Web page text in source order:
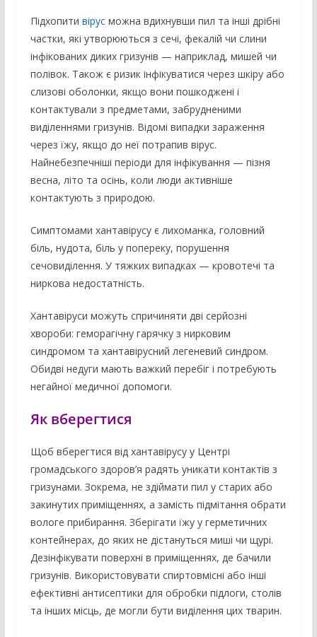
Підхопити вірусможна вдихнувши пил та інші дрібні
частки, які утворюються з сечі, фекалій чи слини
інфікованих диких гризунів — наприклад, мишей чи
полівок. Також є ризик інфікуватися через шкіру або
слизові оболонки, якщо вони пошкоджені і
контактували з предметами, забрудненими
виділеннями гризунів. Відомі випадки зараження
через їжу, якщо до неї потрапив вірус.
Найнебезпечніші періоди для інфікування — пізня
весна, літо та осінь, коли люди активніше
контактують з природою.
Симптомами хантавірусу є лихоманка, головний
біль, нудота, біль у попереку, порушення
сечовиділення. У тяжких випадках — кровотечі та
ниркова недостатність.
Хантавіруси можуть спричиняти дві серйозні
хвороби: геморагічну гарячку з нирковим
синдромом та хантавірусний легеневий синдром.
Обидві недуги мають важкий перебіг і потребують
негайної медичної допомоги.
Як вберегтися
Щоб вберегтися від хантавірусу у Центрі
громадського здоров’я радять уникати контактів з
гризунами. Зокрема, не здіймати пил у старих або
закинутих приміщеннях, а замість підмітання обрати
вологе прибирання. Зберігати їжу у герметичних
контейнерах, до яких не дістануться миші чи щурі.
Дезінфікувати поверхні в приміщеннях, де бачили
гризунів. Використовувати спиртовмісні або інші
ефективні антисептики для обробки підлоги, столів
та інших місць, де могли бути виділення цих тварин.